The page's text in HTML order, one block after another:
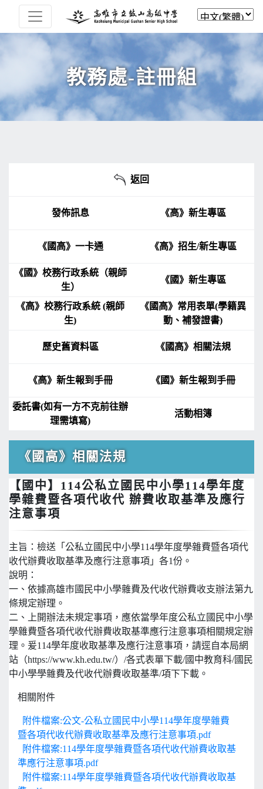
教務處-註冊組
返回
發佈訊息 《高》新生專區
《國高》一卡通 《高》招生/新生專區
《國》校務行政系統（親師
生）
《國》新生專區
《高》校務行政系統 (親師
生)
《國高》常用表單(學籍異
動、補發證書)
歷史舊資料區 《國高》相關法規
《高》新生報到手冊 《國》新生報到手冊
委託書(如有一方不克前往辦
理需填寫)
活動相簿
《國高》相關法規
【國中】114公私立國民中小學114學年度
學雜費暨各項代收代 辦費收取基準及應行
注意事項
主旨：檢送「公私立國民中小學114學年度學雜費暨各項代
收代辦費收取基準及應行注意事項」各1份。
說明：
一、依據高雄市國民中小學雜費及代收代辦費收支辦法第九
條規定辦理。
二、上開辦法未規定事項，應依當學年度公私立國民中小學
學雜費暨各項代收代辦費收取基準應行注意事項相關規定辦
理。爰114學年度收取基準及應行注意事項，請逕自本局網
站（https://www.kh.edu.tw/）/各式表單下載/國中教育科/國民
中小學學雜費及代收代辦費收取基準/項下下載。
相關附件
附件檔案:公文-公私立國民中小學114學年度學雜費
暨各項代收代辦費收取基準及應行注意事項.pdf
附件檔案:114學年度學雜費暨各項代收代辦費收取基
準應行注意事項.pdf
附件檔案:114學年度學雜費暨各項代收代辦費收取基